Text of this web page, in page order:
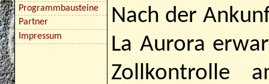
Programmbausteine
Partner
Impressum
Nach der
La Aurora
Zollkontrolle